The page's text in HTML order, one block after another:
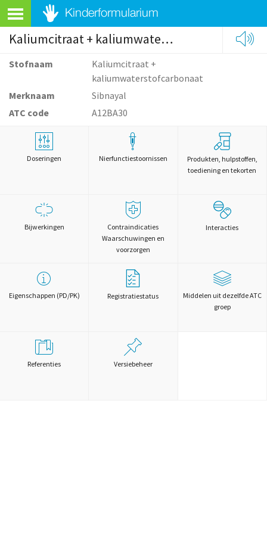
Kaliumcitraat + kaliumwaterstofcarbonaat
Stofnaam
Kaliumcitraat +
kaliumwaterstofcarbonaat
Merknaam
Sibnayal
ATC code
A12BA30
Doseringen Nierfunctiestoornissen
Produkten, hulpstoffen,
toediening en tekorten
Bijwerkingen
Contraindicaties
Waarschuwingen en
voorzorgen
Interacties
Eigenschappen (PD/PK) Registratiestatus
Middelen uit dezelfde ATC
groep
Referenties Versiebeheer